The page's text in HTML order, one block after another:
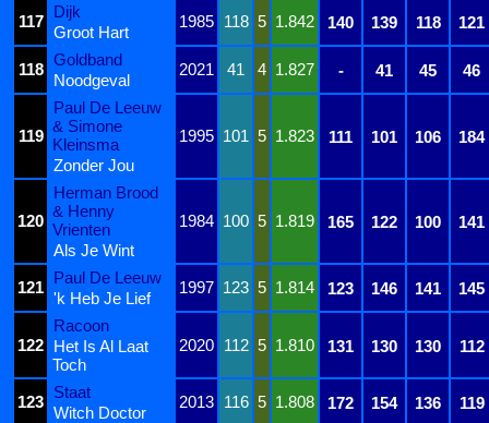
117
Dijk
1985 118 5 1.842 140 139 118 121
Groot Hart
118
Goldband
2021 41 4 1.827 - 41 45 46
Noodgeval
119
Paul De Leeuw
& Simone
Kleinsma
1995 101 5 1.823 111 101 106
184
Zonder Jou
120
Herman Brood
& Henny
Vrienten
1984 100 5 1.819 165 122 100
141
Als Je Wint
121
Paul De Leeuw
1997 123 5 1.814 123 146 141 145
'k Heb Je Lief
122
Racoon
2020 112 5 1.810 131 130 130 112
Het Is Al Laat
Toch
123
Staat
2013 116 5 1.808 172 154 136 119
Witch Doctor